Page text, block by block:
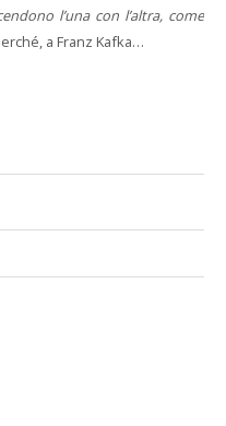
l’una con l’altra, come
a Franz Kafka…